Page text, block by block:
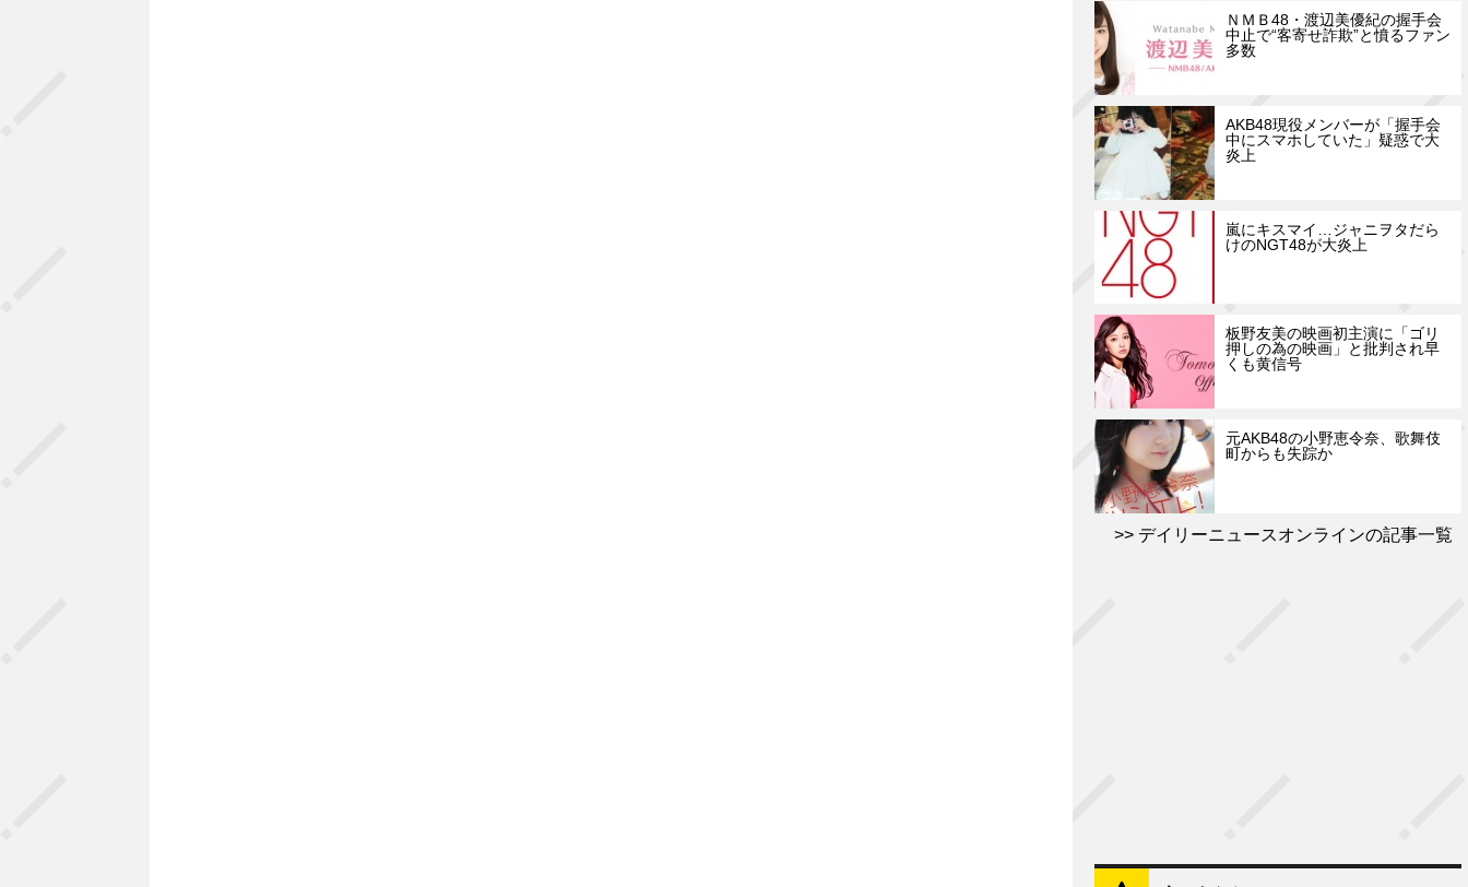
ＮＭＢ48・渡辺美優紀の握手会
中止で“客寄せ詐欺”と憤るファン
多数
AKB48現役メンバーが「握手会
中にスマホしていた」疑惑で大
炎上
嵐にキスマイ…ジャニヲタだら
けのNGT48が大炎上
板野友美の映画初主演に「ゴリ
押しの為の映画」と批判され早
くも黄信号
元AKB48の小野恵令奈、歌舞伎
町からも失踪か
デイリーニュースオンラインの記事一覧